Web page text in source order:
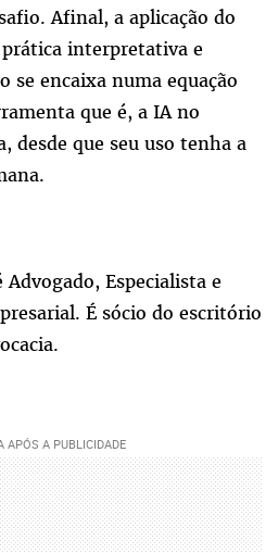
Afinal, a aplicação do
interpretativa e
se encaixa numa equação
que é, a IA no
desde que seu uso tenha a
Especialista e
É sócio do escritório